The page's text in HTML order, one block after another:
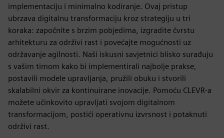
implementaciju i minimalno kodiranje. Ovaj pristup
ubrzava digitalnu transformaciju kroz strategiju u tri
koraka: započnite s brzim pobjedima, izgradite čvrstu
arhitekturu za održivi rast i povećajte mogućnosti uz
održavanje agilnosti. Naši iskusni savjetnici blisko surađuju
s vašim timom kako bi implementirali najbolje prakse,
postavili modele upravljanja, pružili obuku i stvorili
skalabilni okvir za kontinuirane inovacije. Pomoću CLEVR-a
možete učinkovito upravljati svojom digitalnom
transformacijom, postići operativnu izvrsnost i potaknuti
održivi rast.